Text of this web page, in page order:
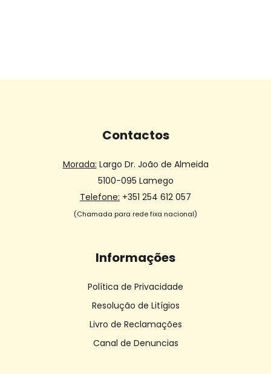
Contactos
Morada: Largo Dr. João de Almeida
5100-095 Lamego
Telefone: +351 254 612 057
(Chamada para rede fixa nacional)
Informações
Política de Privacidade
Resolução de Litígios
Livro de Reclamações
Canal de Denuncias